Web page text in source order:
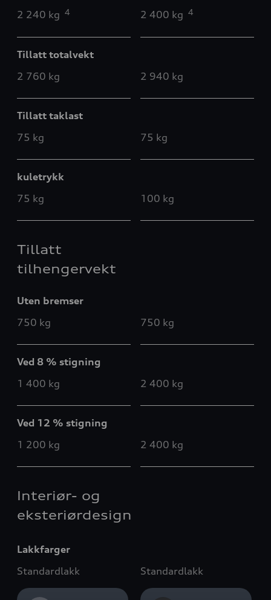
2 240 kg 4 2 400 kg 4
Tillatt totalvekt
2 760 kg
2 940 kg
Tillatt taklast
75 kg
75 kg
kuletrykk
75 kg
100 kg
Tillatt
tilhengervekt
Uten bremser
750 kg
750 kg
Ved 8 % stigning
1 400 kg
2 400 kg
Ved 12 % stigning
1 200 kg
2 400 kg
Interiør- og
eksteriørdesign
Lakkfarger
Standardlakk
Standardlakk